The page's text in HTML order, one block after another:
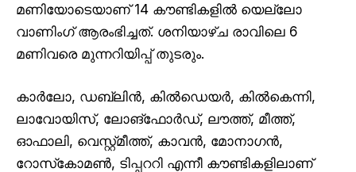
മണിയോടെയാണ് 14 കൗണ്ടികളിൽ യെല്ലോ
വാണിംഗ് ആരംഭിച്ചത്. ശനിയാഴ്ച രാവിലെ 6
മണിവരെ മുന്നറിയിപ്പ് തുടരും.
കാർലോ, ഡബ്ലിൻ, കിൽഡെയർ, കിൽകെന്നി,
ലാവോയിസ്, ലോങ്ഫോർഡ്, ലൗത്ത്, മീത്ത്,
ഓഫാലി, വെസ്റ്റ്മീത്ത്, കാവൻ, മോനാഗൻ,
റോസ്‌കോമൺ, ടിപ്പററി എന്നീ കൗണ്ടികളിലാണ്